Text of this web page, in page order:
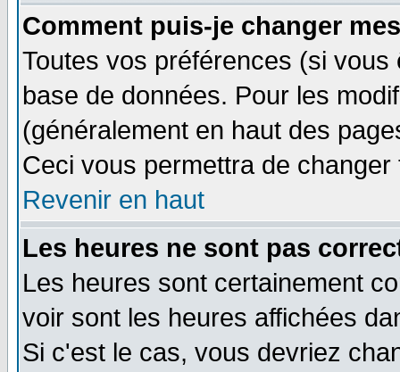
Comment puis-je changer
Toutes vos préférences (si
base de données. Pour les
(généralement en haut des
Ceci vous permettra de
Revenir en haut
Les heures ne sont pas
Les heures sont certainement
voir sont les heures affichées
Si c'est le cas, vous devriez